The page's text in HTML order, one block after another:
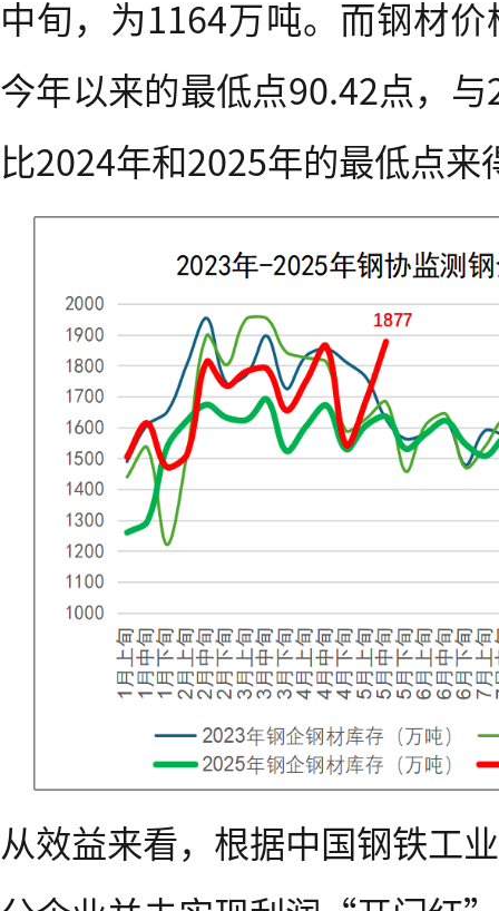
中旬，为1164万吨。而钢材
今年以来的最低点90.42点，
比2024年和2025年的最低点来
从效益来看，根据中国钢铁工